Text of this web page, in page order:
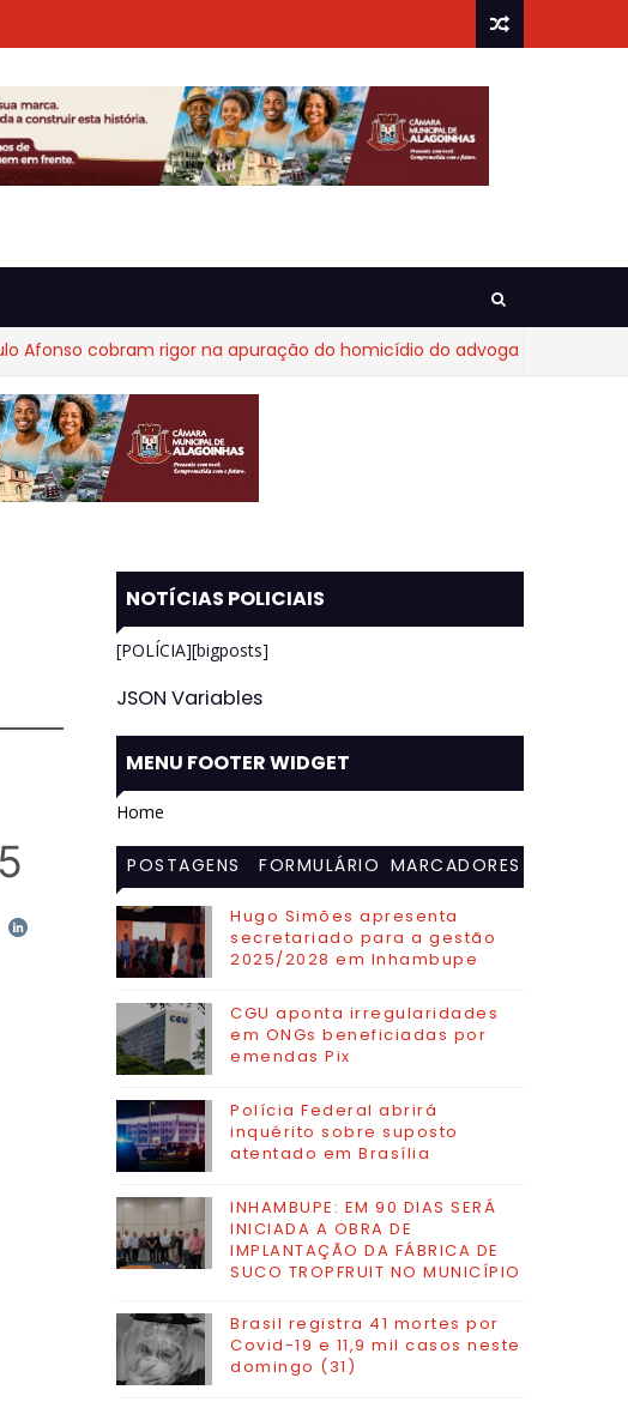
cobram rigor na apuração do homicídio do advogado Diego Fraga de
NOTÍCIAS POLICIAIS
[POLÍCIA][bigposts]
JSON Variables
MENU FOOTER WIDGET
Home
POSTAGENS
MAIS
VISITADAS
FORMULÁRIO MARCADORES
Hugo Simões apresenta
secretariado para a gestão
2025/2028 em Inhambupe
CGU aponta irregularidades
em ONGs beneficiadas por
emendas Pix
Polícia Federal abrirá
inquérito sobre suposto
atentado em Brasília
INHAMBUPE: EM 90 DIAS SERÁ
INICIADA A OBRA DE
IMPLANTAÇÃO DA FÁBRICA DE
SUCO TROPFRUIT NO MUNICÍPIO
Brasil registra 41 mortes por
Covid-19 e 11,9 mil casos neste
domingo (31)